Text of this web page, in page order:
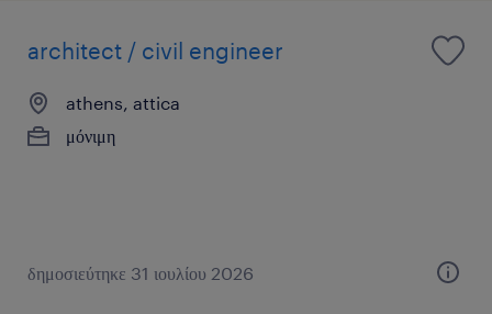
architect / civil engineer
athens, attica
μόνιμη
δημοσιεύτηκε 31 ιουλίου 2026